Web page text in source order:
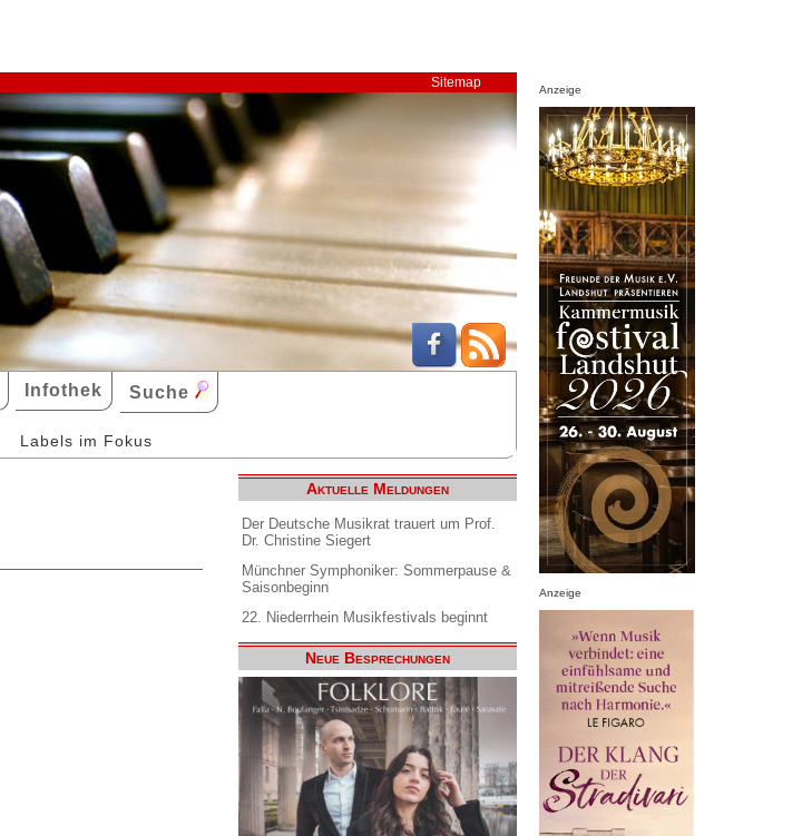
Sitemap
Infothek Suche
Labels im Fokus
Aktuelle Meldungen
Der Deutsche Musikrat trauert um Prof.
Dr. Christine Siegert
Münchner Symphoniker: Sommerpause &
Saisonbeginn
22. Niederrhein Musikfestivals beginnt
Neue Besprechungen
Anzeige
Anzeige